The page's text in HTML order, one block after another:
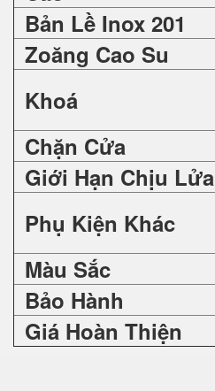
Bản Lề Inox 201
Zoăng Cao Su
Khoá
Chặn Cửa
Giới Hạn Chịu Lửa
Phụ Kiện Khác
Màu Sắc
Bảo Hành
Giá Hoàn Thiện